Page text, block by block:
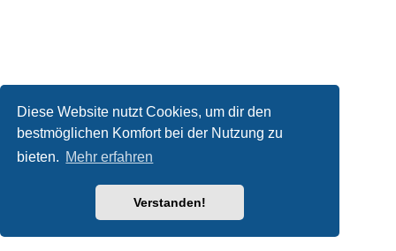
Diese Website nutzt Cookies, um dir den
bestmöglichen Komfort bei der Nutzung zu
bieten. Mehr erfahren
Verstanden!